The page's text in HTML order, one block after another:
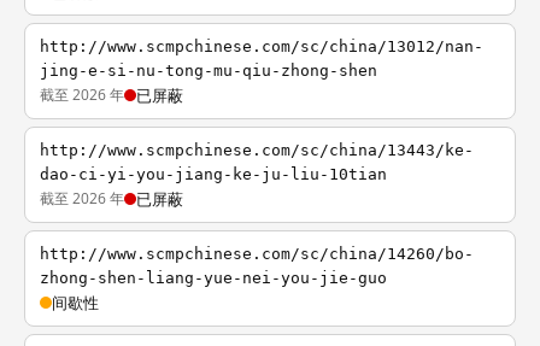
http://www.scmpchinese.com/sc/china/13012/nan-
jing-e-si-nu-tong-mu-qiu-zhong-shen
截至 2026 年 已屏蔽
http://www.scmpchinese.com/sc/china/13443/ke-
dao-ci-yi-you-jiang-ke-ju-liu-10tian
截至 2026 年 已屏蔽
http://www.scmpchinese.com/sc/china/14260/bo-
zhong-shen-liang-yue-nei-you-jie-guo
间歇性